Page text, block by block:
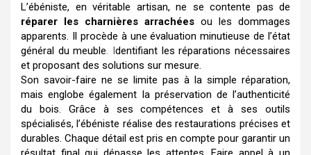
L’ébéniste, en véritable artisan, ne se contente pas de
réparer les charnières arrachées ou les dommages
apparents. Il procède à une évaluation minutieuse de l’état
général du meuble. Identifiant les réparations nécessaires
et proposant des solutions sur mesure.
Son savoir-faire ne se limite pas à la simple réparation,
mais englobe également la préservation de l’authenticité
du bois. Grâce à ses compétences et à ses outils
spécialisés, l’ébéniste réalise des restaurations précises et
durables. Chaque détail est pris en compte pour garantir un